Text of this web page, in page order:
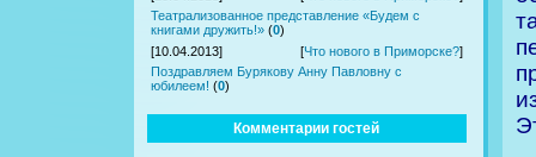
Театрализованное представление «Будем с
книгами дружить!» (0)
[10.04.2013]
[Что нового в Приморске?]
Поздравляем Бурякову Анну Павловну с
юбилеем! (0)
Комментарии гостей